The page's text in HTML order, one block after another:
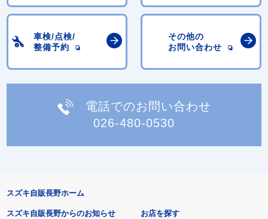
車検/点検/
整備予約
その他の
お問い合わせ
電話でのお問い合わせ
026-480-0530
スズキ自販長野ホーム
スズキ自販長野からのお知らせ お店を探す